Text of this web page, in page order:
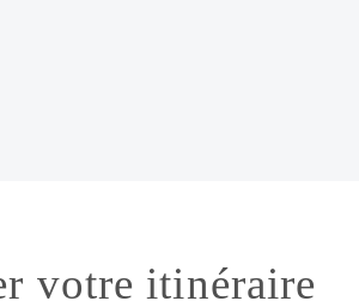
votre itinéraire